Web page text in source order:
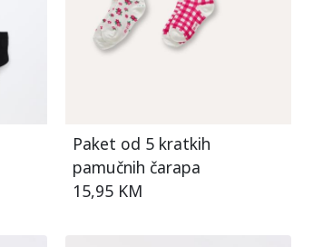
Paket od 5 kratkih
pamučnih čarapa
15,95 KM